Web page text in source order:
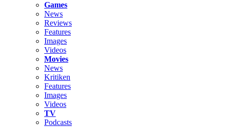
Games
News
Reviews
Features
Images
Videos
Movies
News
Kritiken
Features
Images
Videos
TV
Podcasts